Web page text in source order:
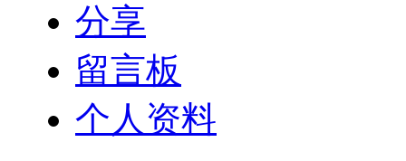
分享
留言板
个人资料